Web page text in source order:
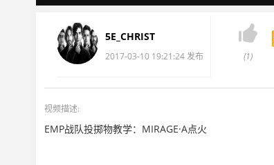
5E_CHRIST
2017-03-10 19:21:24 发布

(1)
视频描述:
EMP战队投掷物教学：MIRAGE·A点火